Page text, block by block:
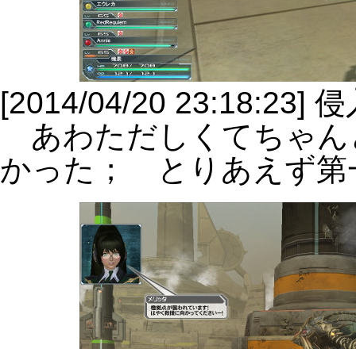
[2014/04/20 23:18:23]
あわただしくてちゃん
かった； とりあえず第